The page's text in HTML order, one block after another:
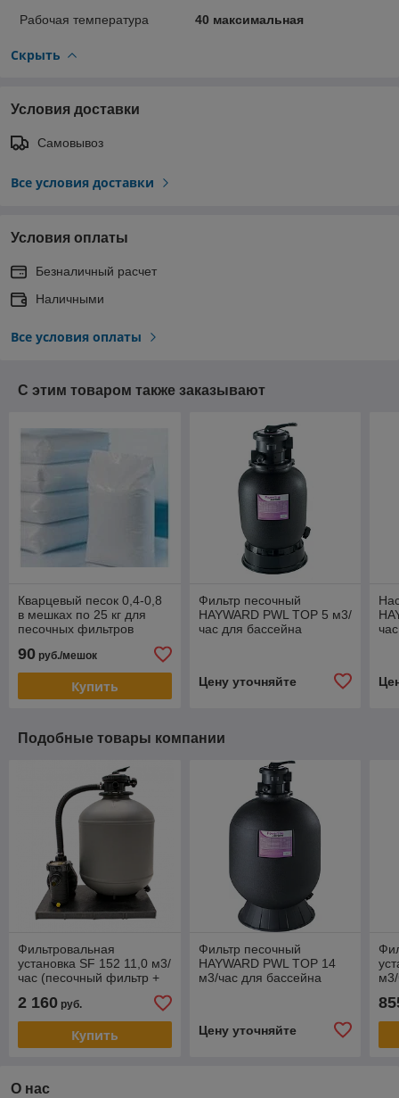
Рабочая температура 40 максимальная
Скрыть
Условия доставки
Самовывоз
Все условия доставки
Условия оплаты
Безналичный расчет
Наличными
Все условия оплаты
С этим товаром также заказывают
Кварцевый песок 0,4-0,8
в мешках по 25 кг для
песочных фильтров
90 руб./мешок
Купить
Фильтр песочный
HAYWARD PWL TOP 5 м3/
час для бассейна
Цену уточняйте
Подобные товары компании
Фильтровальная
установка SF 152 11,0 м3/
час (песочный фильтр +
бассейна (Германия)
2 160 руб.
Купить
Фильтр песочный
HAYWARD PWL TOP 14
м3/час для бассейна
Цену уточняйте
О нас